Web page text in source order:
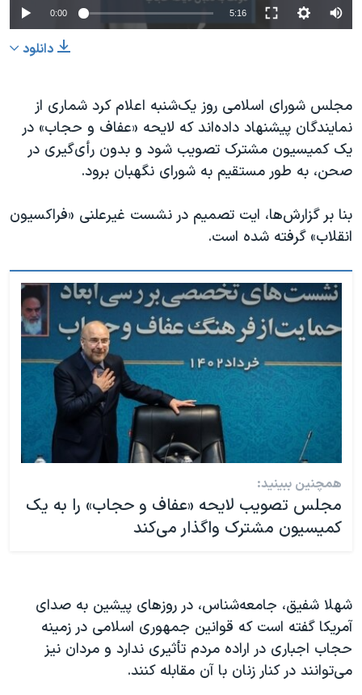
0:00 5:16
دانلود
مجلس شورای اسلامی روز یک‌شنبه اعلام کرد شماری از
نمایندگان پیشنهاد داده‌اند که لایحه «عفاف و حجاب» در
یک کمیسیون مشترک تصویب شود و بدون رأی‌گیری در
صحن، به طور مستقیم به شورای نگهبان برود.
بنا بر گزارش‌ها، ایت تصمیم در نشست غیرعلنی «فراکسیون
انقلاب» گرفته شده است.
همچنین ببینید:
مجلس تصویب لایحه «عفاف و حجاب» را به یک
کمیسیون مشترک واگذار می‌کند
شهلا شفیق، جامعه‌شناس، در روزهای پیشین به صدای
آمریکا گفته است که قوانین جمهوری اسلامی در زمینه
حجاب اجباری در اراده مردم تأثیری ندارد و مردان نیز
می‌توانند در کنار زنان با آن مقابله کنند.